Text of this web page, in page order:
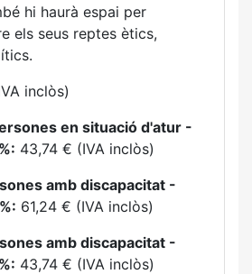
hi haurà espai per
els seus reptes ètics,
inclòs)
en situació d'atur -
43,74 € (IVA inclòs)
amb discapacitat -
61,24 € (IVA inclòs)
amb discapacitat -
43,74 € (IVA inclòs)